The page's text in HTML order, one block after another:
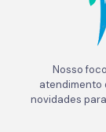
Nosso
atendimento
novidades